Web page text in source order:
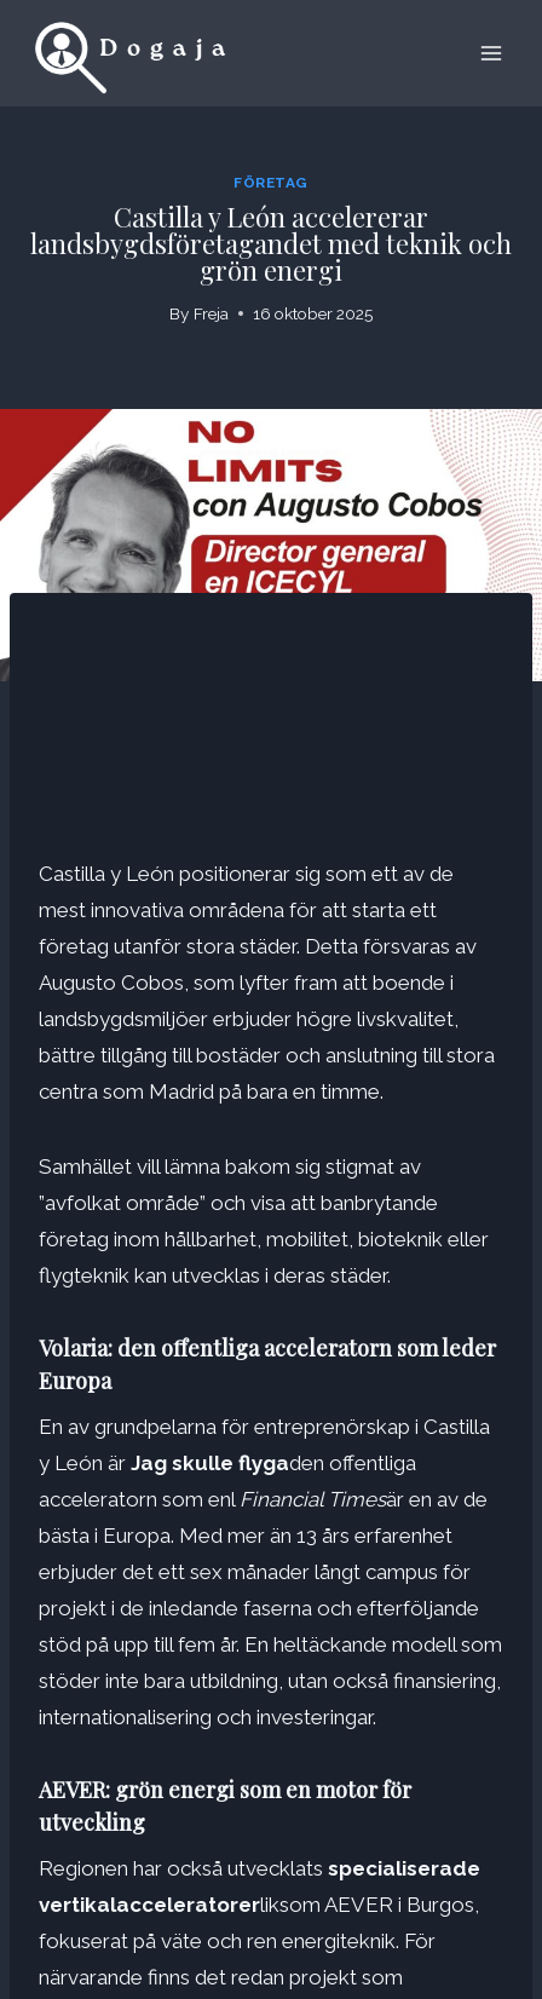
FÖRETAG
Castilla y León accelererar
landsbygdsföretagandet med teknik och
grön energi
By Freja 16 oktober 2025
Castilla y León positionerar sig som ett av de
mest innovativa områdena för att starta ett
företag utanför stora städer. Detta försvaras av
Augusto Cobos, som lyfter fram att boende i
landsbygdsmiljöer erbjuder högre livskvalitet,
bättre tillgång till bostäder och anslutning till stora
centra som Madrid på bara en timme.
Samhället vill lämna bakom sig stigmat av
”avfolkat område” och visa att banbrytande
företag inom hållbarhet, mobilitet, bioteknik eller
flygteknik kan utvecklas i deras städer.
Volaria: den offentliga acceleratorn som leder
Europa
En av grundpelarna för entreprenörskap i Castilla
y León är Jag skulle flygaden offentliga
acceleratorn som enl Financial Timesär en av de
bästa i Europa. Med mer än 13 års erfarenhet
erbjuder det ett sex månader långt campus för
projekt i de inledande faserna och efterföljande
stöd på upp till fem år. En heltäckande modell som
stöder inte bara utbildning, utan också finansiering,
internationalisering och investeringar.
AEVER: grön energi som en motor för
utveckling
Regionen har också utvecklats specialiserade
vertikalacceleratorerliksom AEVER i Burgos,
fokuserat på väte och ren energiteknik. För
närvarande finns det redan projekt som